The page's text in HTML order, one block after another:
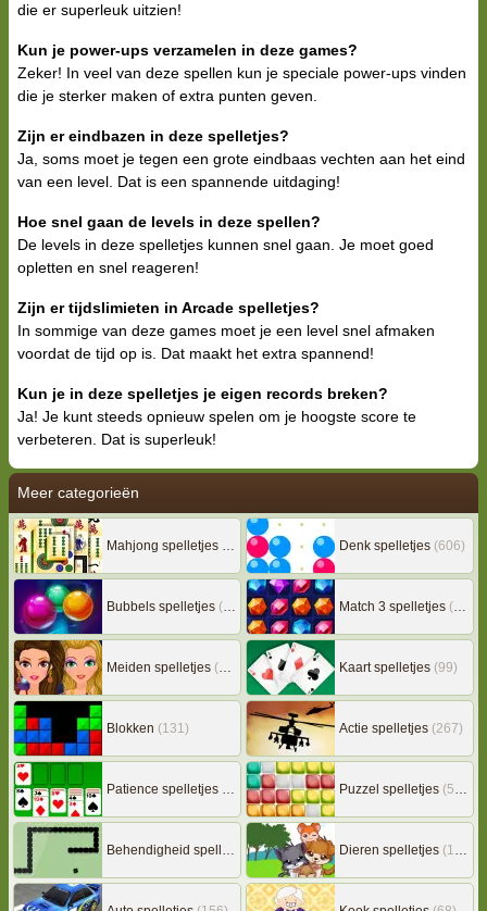
die er superleuk uitzien!
Kun je power-ups verzamelen in deze games?
Zeker! In veel van deze spellen kun je speciale power-ups vinden
die je sterker maken of extra punten geven.
Zijn er eindbazen in deze spelletjes?
Ja, soms moet je tegen een grote eindbaas vechten aan het eind
van een level. Dat is een spannende uitdaging!
Hoe snel gaan de levels in deze spellen?
De levels in deze spelletjes kunnen snel gaan. Je moet goed
opletten en snel reageren!
Zijn er tijdslimieten in Arcade spelletjes?
In sommige van deze games moet je een level snel afmaken
voordat de tijd op is. Dat maakt het extra spannend!
Kun je in deze spelletjes je eigen records breken?
Ja! Je kunt steeds opnieuw spelen om je hoogste score te
verbeteren. Dat is superleuk!
Meer categorieën
Mahjong spelletjes
(133) Denk spelletjes (606)
Bubbels spelletjes (78) Match 3 spelletjes (163)
Meiden spelletjes (239) Kaart spelletjes (99)
Blokken (131) Actie spelletjes (267)
Patience spelletjes
(92) Puzzel spelletjes (507)
Behendigheid spelletjes (506) Dieren spelletjes (149)